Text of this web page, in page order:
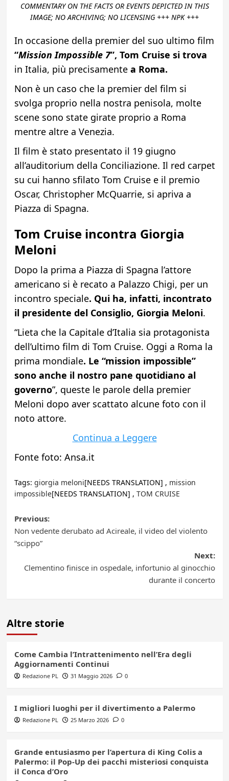
COMMENTARY ON THE FACTS OR EVENTS DEPICTED IN THIS
IMAGE; NO ARCHIVING; NO LICENSING +++ NPK +++
In occasione della premier del suo ultimo film
“Mission Impossible 7”, Tom Cruise si trova
in Italia, più precisamentea Roma.
Non è un caso che la premier del film si
svolga proprio nella nostra penisola, molte
scene sono state girate proprio a Roma
mentre altre a Venezia.
Il film è stato presentato il 19 giugno
all’auditorium della Conciliazione. Il red carpet
su cui hanno sfilato Tom Cruise e il premio
Oscar, Christopher McQuarrie, si apriva a
Piazza di Spagna.
Tom Cruise incontra Giorgia
Meloni
Dopo la prima a Piazza di Spagna l’attore
americano si è recato a Palazzo Chigi, per un
incontro speciale. Qui ha, infatti, incontrato
il presidente del Consiglio, Giorgia Meloni.
“Lieta che la Capitale d’Italia sia protagonista
dell’ultimo film di Tom Cruise. Oggi a Roma la
prima mondiale. Le “mission impossible”
sono anche il nostro pane quotidiano al
governo”, queste le parole della premier
Meloni dopo aver scattato alcune foto con il
noto attore.
Continua a Leggere
Fonte foto: Ansa.it
Tags: giorgia meloni[NEEDS TRANSLATION] , mission
impossible[NEEDS TRANSLATION] , TOM CRUISE
Post
navigation
Previous:
Non vedente derubato ad Acireale, il video del violento
“scippo”
Next:
Clementino finisce in ospedale, infortunio al ginocchio
durante il concerto
Altre storie
Come Cambia l’Intrattenimento nell’Era degli
Aggiornamenti Continui
Redazione PL 31 Maggio 2026 0
I migliori luoghi per il divertimento a Palermo
Redazione PL 25 Marzo 2026 0
Grande entusiasmo per l’apertura di King Colis a
Palermo: il Pop-Up dei pacchi misteriosi conquista
il Conca d’Oro